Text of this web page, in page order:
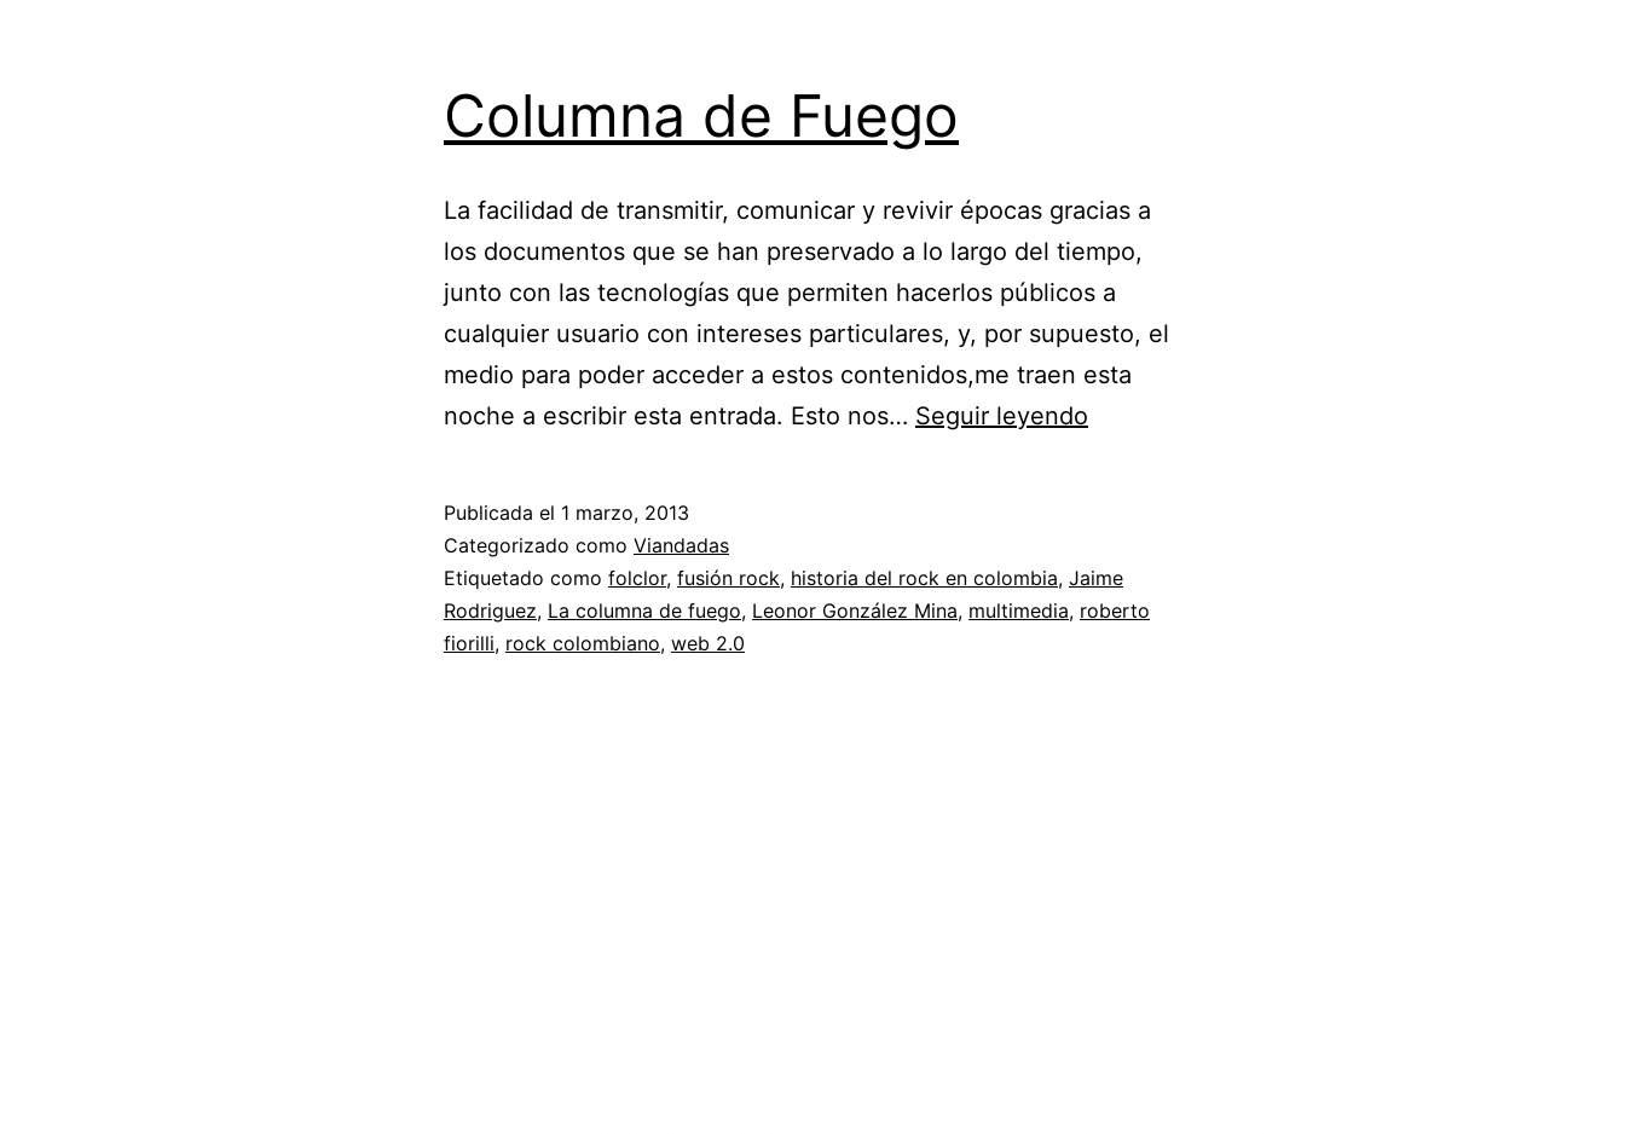
Columna de Fuego
La facilidad de transmitir, comunicar y revivir épocas gracias a
los documentos que se han preservado a lo largo del tiempo,
junto con las tecnologías que permiten hacerlos públicos a
cualquier usuario con intereses particulares, y, por supuesto, el
medio para poder acceder a estos contenidos,me traen esta
noche a escribir esta entrada. Esto nos… Seguir leyendo
Publicada el 1 marzo, 2013
Categorizado como Viandadas
Etiquetado como folclor, fusión rock, historia del rock en colombia, Jaime
Rodriguez, La columna de fuego, Leonor González Mina, multimedia, roberto
fiorilli, rock colombiano, web 2.0